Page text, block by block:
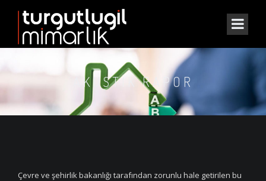
AKUSTIK RAPOR
Çevre ve şehirlik bakanlığı tarafından zorunlu hale getirilen bu